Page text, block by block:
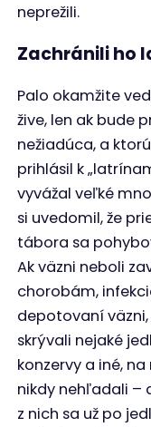
neprežili.
Zachránili ho
Palo okamžite
žive, len ak bude
nežiadúca, a
prihlásil k
vyvážal veľké
si uvedomil, že
tábora sa
Ak väzni neboli
chorobám,
depotovaní väzni,
skrývali nejaké
konzervy a iné,
nikdy nehľadali –
z nich sa už po